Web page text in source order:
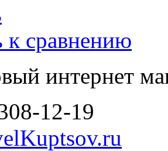
к сравнению
интернет
12-19